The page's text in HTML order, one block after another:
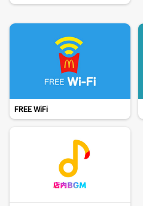
FREE WiFi